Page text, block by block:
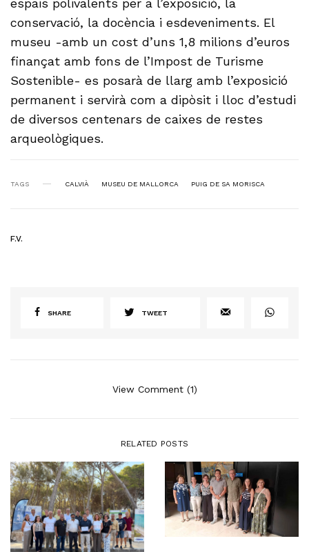
espais polivalents per a l’exposició, la
conservació, la docència i esdeveniments. El
museu -amb un cost d’uns 1,8 milions d’euros
finançat amb fons de l’Impost de Turisme
Sostenible- es posarà de llarg amb l’exposició
permanent i servirà com a dipòsit i lloc d’estudi
de diversos centenars de caixes de restes
arqueològiques.
TAGS CALVIÀ MUSEU DE MALLORCA PUIG DE SA MORISCA
F.V.
SHARE TWEET
View Comment (1)
RELATED POSTS